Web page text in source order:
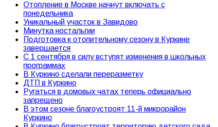
Отопление в Москве начнут включать с
понедельника
Уникальный участок в Завидово
Минутка ностальгии
Подготовка к отопительному сезону в Куркине
завершается
С 1 сентября в силу вступят изменения в школьных
программах
В Куркино сделали переразметку
ДТП в Куркино
Ругаться в домовых чатах теперь официально
запрещено
В этом сезоне благоустроят 11-й микрорайон
Куркино